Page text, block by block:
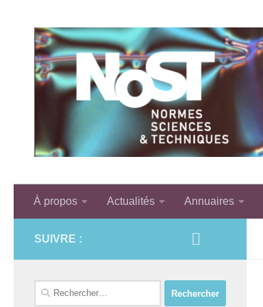
À propos Actualités Annuaires
SUIVRE :
Rechercher :